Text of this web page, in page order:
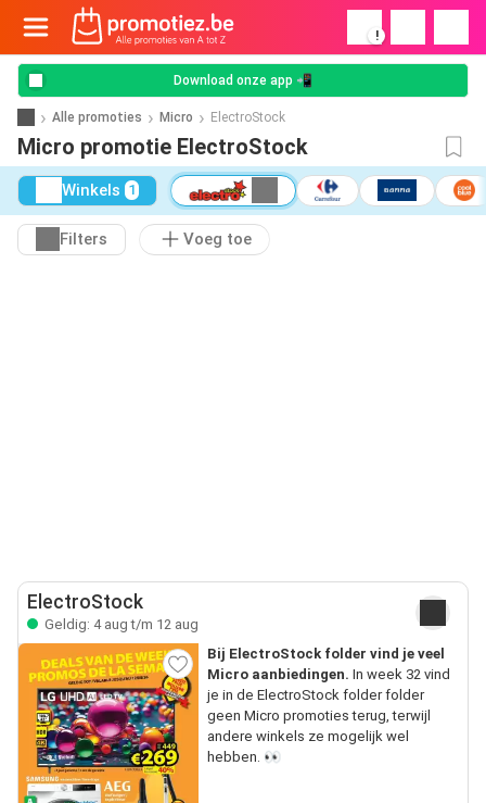
!
Download onze app 📲
Alle promoties Micro ElectroStock
Micro promotie ElectroStock
Winkels 1
Filters Voeg toe
ElectroStock
Geldig: 4 aug t/m 12 aug
Bij ElectroStock folder vind je veel
Micro aanbiedingen. In week 32 vind
je in de ElectroStock folder folder
geen Micro promoties terug, terwijl
andere winkels ze mogelijk wel
hebben. 👀